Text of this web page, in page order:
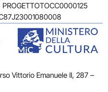
Vittorio Emanuele II, 287 –